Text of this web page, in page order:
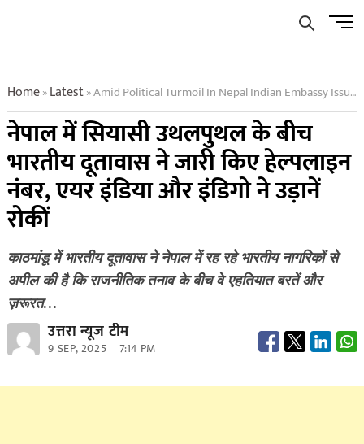
Menu
Home»Latest»Amid Political Turmoil In Nepal Indian Embassy Issues Helpline Numbers Air India And Indigo Halt Flights
नेपाल में सियासी उथलपुथल के बीच
भारतीय दूतावास ने जारी किए हेल्पलाइन
नंबर, एयर इंडिया और इंडिगो ने उड़ानें
रोकीं
काठमांडू में भारतीय दूतावास ने नेपाल में रह रहे भारतीय नागरिकों से
अपील की है कि राजनीतिक तनाव के बीच वे एहतियात बरतें और
ज़रूरत…
उत्तरा न्यूज टीम
9 SEP, 2025 7:14 PM